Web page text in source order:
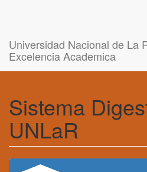
Universidad Nacional de La
Excelencia Academica
Sistema
UNLaR